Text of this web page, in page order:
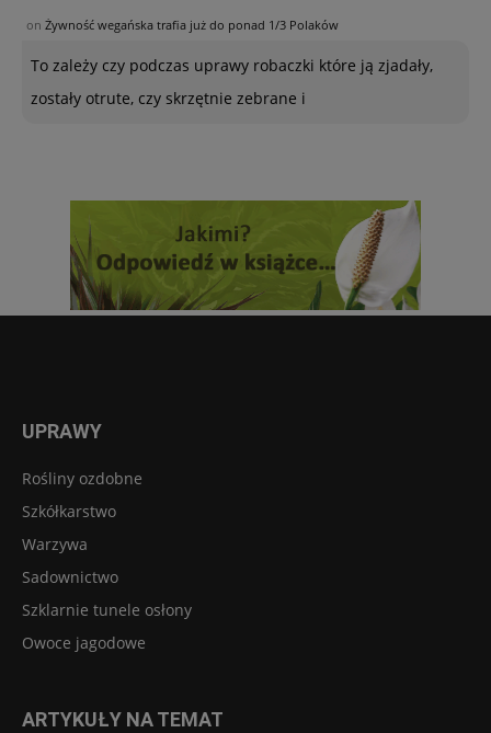
on Żywność wegańska trafia już do ponad 1/3 Polaków
To zależy czy podczas uprawy robaczki które ją zjadały,
zostały otrute, czy skrzętnie zebrane i
UPRAWY
Rośliny ozdobne
Szkółkarstwo
Warzywa
Sadownictwo
Szklarnie tunele osłony
Owoce jagodowe
ARTYKUŁY NA TEMAT